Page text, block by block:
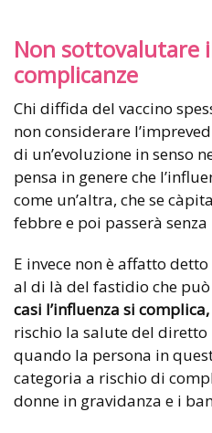
Non sottovalutare
complicanze
Chi diffida del vaccino
non considerare
di un’evoluzione in senso
pensa in genere che
come un’altra, che se
febbre e poi passerà
E invece non è affatto
al di là del fastidio che
casi l’influenza si complica,
rischio la salute del
quando la persona in
categoria a rischio di
donne in gravidanza e i